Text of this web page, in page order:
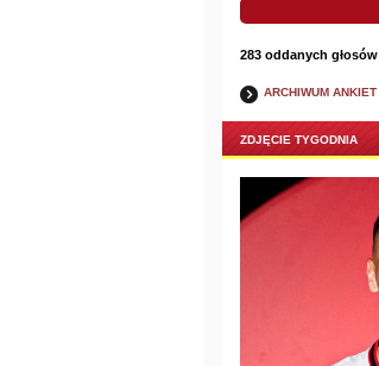
283 oddanych głosów
ARCHIWUM ANKIET
ZDJĘCIE TYGODNIA